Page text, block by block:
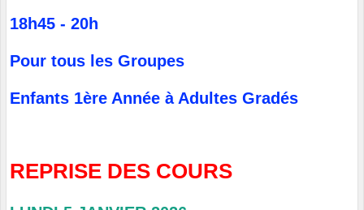
18h45 - 20h
Pour tous les Groupes
Enfants 1ère Année à Adultes Gradés
REPRISE DES COURS